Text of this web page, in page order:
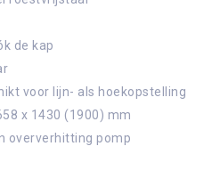
de kap
voor lijn- als hoekopstelling
x 1430 (1900) mm
oververhitting pomp